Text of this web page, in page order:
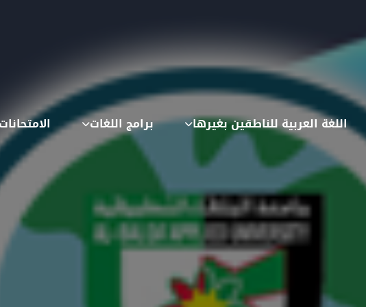
اللغة العربية للناطقين بغيرها برامج اللغات